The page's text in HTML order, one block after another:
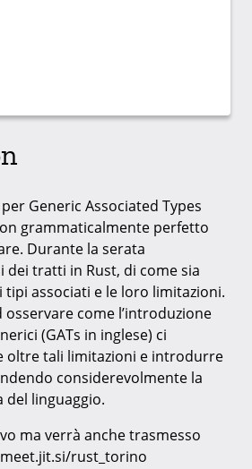
per Generic Associated Types
grammaticalmente perfetto
Durante la serata
dei tratti in Rust, di come sia
tipi associati e le loro limitazioni.
come l’introduzione
(GATs in inglese) ci
oltre tali limitazioni e introdurre
considerevolmente la
del linguaggio.
ma verrà anche trasmesso
rust_torino